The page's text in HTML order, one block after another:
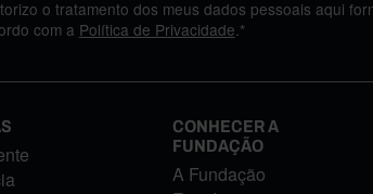
o tratamento dos meus dados pessoais aqui
com a Política de Privacidade.*
CONHECER A
FUNDAÇÃO
A Fundação